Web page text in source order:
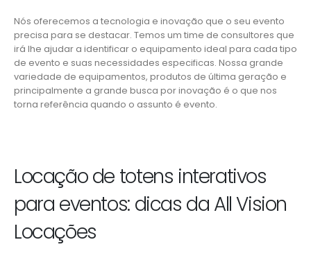
Nós oferecemos a tecnologia e inovação que o seu evento
precisa para se destacar. Temos um time de consultores que
irá lhe ajudar a identificar o equipamento ideal para cada tipo
de evento e suas necessidades especificas. Nossa grande
variedade de equipamentos, produtos de última geração e
principalmente a grande busca por inovação é o que nos
torna referência quando o assunto é evento.
Locação de totens interativos
para eventos: dicas da All Vision
Locações